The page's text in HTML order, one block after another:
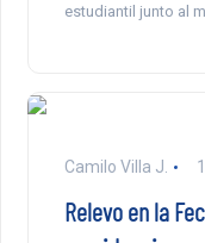
estudiantil junto al
Camilo Villa J.
Relevo en la